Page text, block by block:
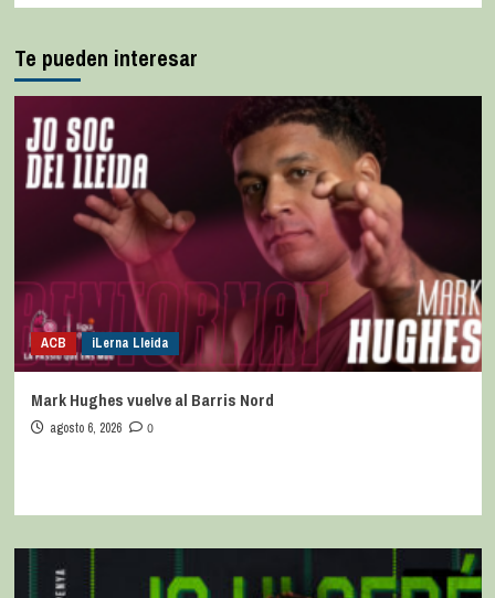
Te pueden interesar
ACB iLerna Lleida
Mark Hughes vuelve al Barris Nord
agosto 6, 2026 0